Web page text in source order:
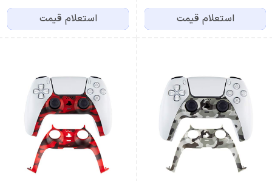
استعلام قیمت استعلام قیمت